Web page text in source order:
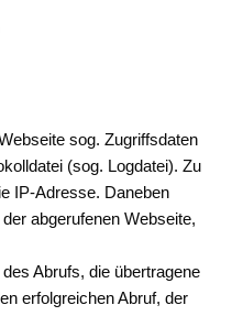
sog. Zugriffsdaten
(sog. Logdatei). Zu
IP-Adresse. Daneben
abgerufenen Webseite,
Abrufs, die übertragene
erfolgreichen Abruf, der